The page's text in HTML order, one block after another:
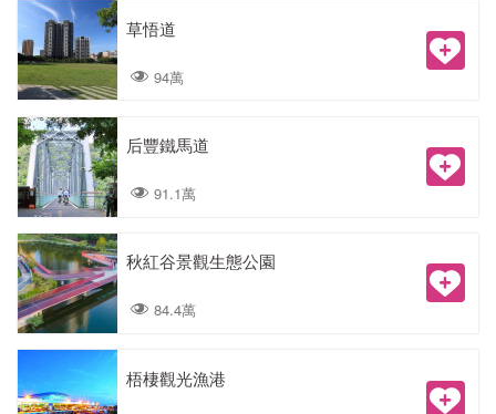
草悟道
94萬
后豐鐵馬道
91.1萬
秋紅谷景觀生態公園
84.4萬
梧棲觀光漁港